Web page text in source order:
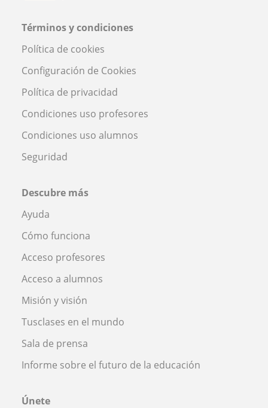
Términos y condiciones
Política de cookies
Configuración de Cookies
Política de privacidad
Condiciones uso profesores
Condiciones uso alumnos
Seguridad
Descubre más
Ayuda
Cómo funciona
Acceso profesores
Acceso a alumnos
Misión y visión
Tusclases en el mundo
Sala de prensa
Informe sobre el futuro de la educación
Únete